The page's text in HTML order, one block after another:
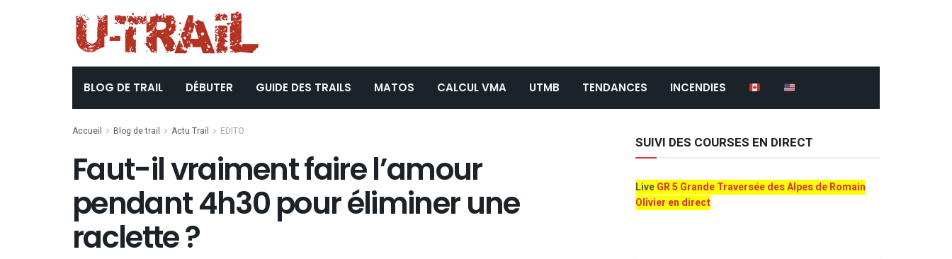
BLOG DE TRAIL DÉBUTER GUIDE DES TRAILS MATOS CALCUL VMA UTMB TENDANCES INCENDIES
Accueil Blog de trail Actu Trail EDITO
Faut-il vraiment faire l’amour
pendant 4h30 pour éliminer une
raclette ?
SUIVI DES COURSES EN DIRECT
LiveGR 5 Grande Traversée des Alpes de Romain
Olivier en direct